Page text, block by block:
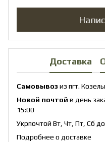
Доставка
Самовывоз из пгт.
Новой почтой в день
15:00
Укрпочтой Вт, Чт, Пт, Сб
Подробнее о доставке